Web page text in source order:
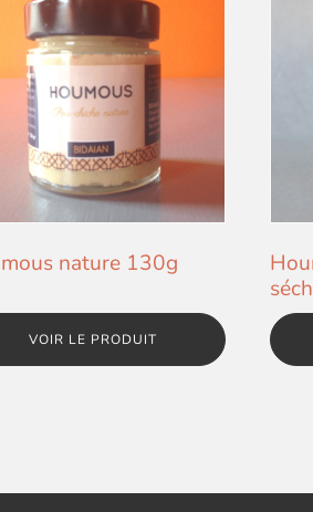
nature 130g
VOIR LE PRODUIT